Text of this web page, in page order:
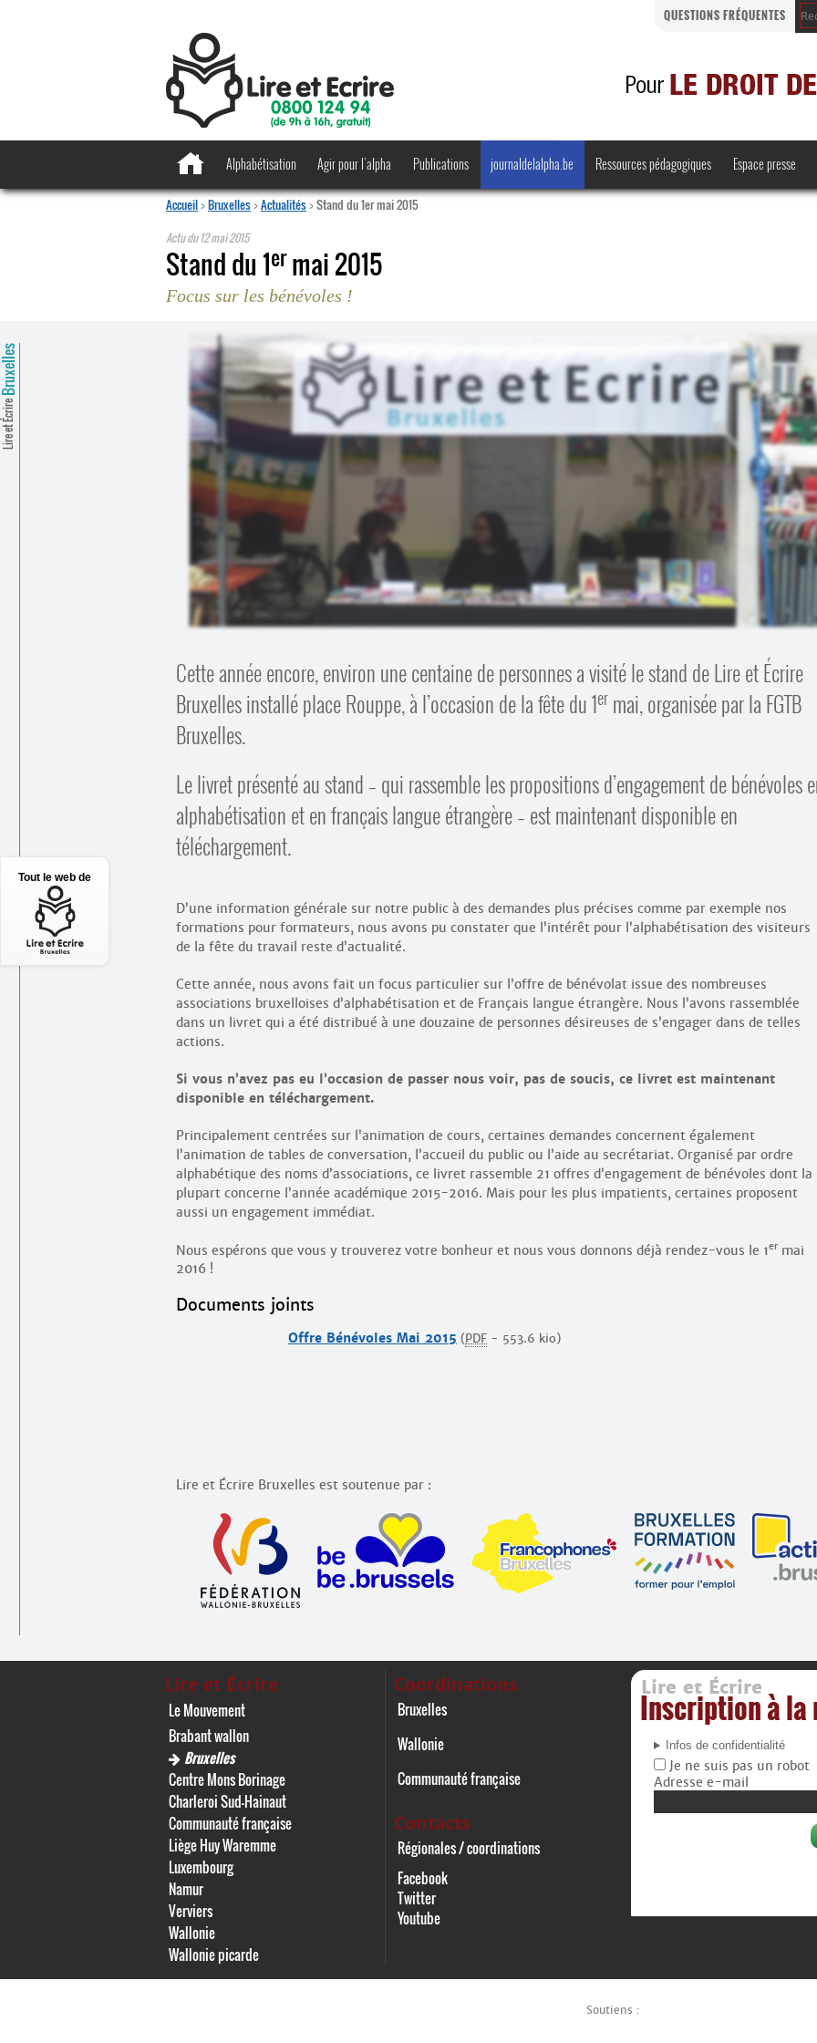
QUESTIONS FRÉQUENTES
Alphabétisation Agir pour l’alpha Publications
·
journaldelalpha.be Ressources pédagogiques
Bienvenue en Belgique
Espace presse
Accueil>Bruxelles>Actualités>Stand du 1er mai 2015
Actu du12 mai 2015
Stand du 1ermai 2015
Focus sur les bénévoles !
Lire et Écrire
Cette année encore, environ une centaine de personnes a visité le stand de Lire et Écrire
Bruxelles installé place Rouppe, à l’occasion de la fête du 1er mai, organisée par la FGTB
Bruxelles.
Le livret présenté au stand – qui rassemble les propositions d’engagement de bénévoles
alphabétisation et en français langue étrangère – est maintenant disponible en
téléchargement.
D’une information générale sur notre public à des demandes plus précises comme par exemple nos
formations pour formateurs, nous avons pu constater que l’intérêt pour l’alphabétisation des visiteurs
de la fête du travail reste d’actualité.
Cette année, nous avons fait un focus particulier sur l’offre de bénévolat issue des nombreuses
associations bruxelloises d’alphabétisation et de Français langue étrangère. Nous l’avons rassemblée
dans un livret qui a été distribué à une douzaine de personnes désireuses de s’engager dans de telles
actions.
Si vous n’avez pas eu l’occasion de passer nous voir, pas de soucis, ce livret est maintenant
disponible en téléchargement.
Principalement centrées sur l’animation de cours, certaines demandes concernent également
l’animation de tables de conversation, l’accueil du public ou l’aide au secrétariat. Organisé par ordre
alphabétique des noms d’associations, ce livret rassemble 21 offres d’engagement de bénévoles dont la
plupart concerne l’année académique 2015-2016. Mais pour les plus impatients, certaines proposent
aussi un engagement immédiat.
Nous espérons que vous y trouverez votre bonheur et nous vous donnons déjà rendez-vous le 1ermai
2016 !
Documents joints
Offre Bénévoles Mai 2015 ( PDF - 553.6 kio)
Lire et Écrire Bruxelles est soutenue par :
Lire et Écrire
Le Mouvement
Brabant wallon
Bruxelles
Centre Mons Borinage
Charleroi Sud-Hainaut
Communauté française
Liège Huy Waremme
Luxembourg
Namur
Verviers
Wallonie
Wallonie picarde
Coordinations
Bruxelles
Wallonie
Communauté française
Contacts
Régionales / coordinations
Facebook
Twitter
Youtube
Lire et Écrire
Inscription à la
Infos de confidentialité
Je ne suis pas un robot
Adresse e-mail
Soutiens :
Tout le web de